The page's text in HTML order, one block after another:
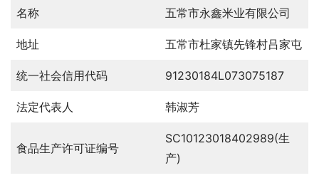
名称 五常市永鑫米业有限公司
地址 五常市杜家镇先锋村吕家屯
统一社会信用代码 91230184L073075187
法定代表人 韩淑芳
食品生产许可证编号
SC10123018402989(生
产)